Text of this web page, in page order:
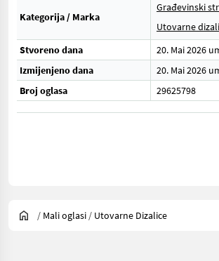
Kategorija / Marka
Građevinski
Utovarne
Stvoreno dana
20. Mai 2026
Izmijenjeno dana
20. Mai 2026
Broj oglasa
29625798
/ Mali oglasi / Utovarne Dizalice